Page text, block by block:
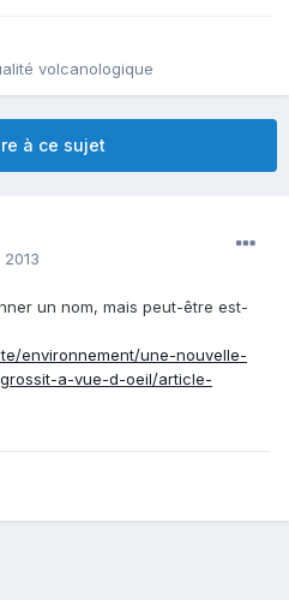
volcanologique
à ce sujet
un nom, mais peut-être est-
environnement/une-nouvelle-
a-vue-d-oeil/article-